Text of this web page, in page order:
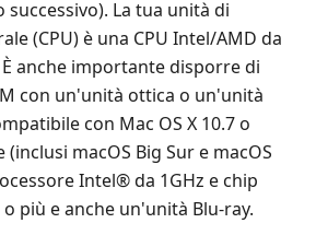
successivo). La tua unità di
(CPU) è una CPU Intel/AMD da
anche importante disporre di
con un'unità ottica o un'unità
con Mac OS X 10.7 o
macOS Big Sur e macOS
Intel® da 1GHz e chip
o più e anche un'unità Blu-ray.